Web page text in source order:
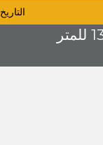
التاريخ